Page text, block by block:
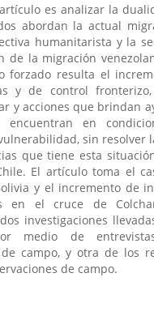
es analizar la
abordan la actual
humanitarista y la
de la migración
forzado resulta el
y de control
y acciones que brindan
en
sin resolver
que tiene esta
El artículo toma el
y el incremento de
en el cruce de
investigaciones
medio de
de campo, y otra de los
de campo.